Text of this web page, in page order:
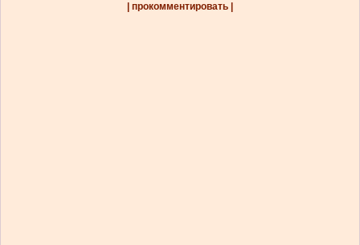
| прокомментировать |